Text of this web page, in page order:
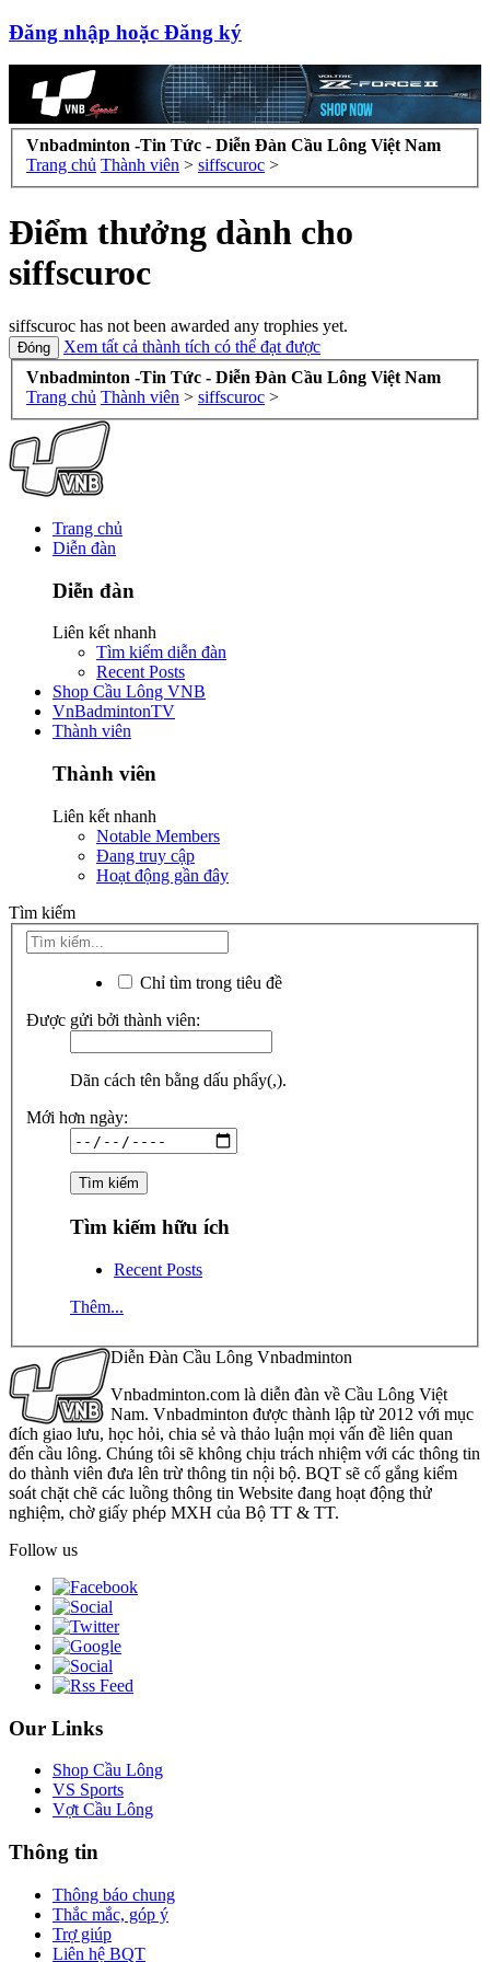
Đăng nhập hoặc Đăng ký
Vnbadminton -Tin Tức - Diễn Đàn Cầu Lông Việt Nam
Trang chủ Thành viên > siffscuroc >
Điểm thưởng dành cho
siffscuroc
siffscuroc has not been awarded any trophies yet.
Xem tất cả thành tích có thể đạt được
Vnbadminton -Tin Tức - Diễn Đàn Cầu Lông Việt Nam
Trang chủ Thành viên > siffscuroc >
Trang chủ
Diễn đàn
Diễn đàn
Liên kết nhanh
Tìm kiếm diễn đàn
Recent Posts
Shop Cầu Lông VNB
VnBadmintonTV
Thành viên
Thành viên
Liên kết nhanh
Notable Members
Đang truy cập
Hoạt động gần đây
Tìm kiếm
Chỉ tìm trong tiêu đề
Được gửi bởi thành viên:
Dãn cách tên bằng dấu phẩy(,).
Mới hơn ngày:
Tìm kiếm hữu ích
Recent Posts
Thêm...
Diễn Đàn Cầu Lông Vnbadminton
Vnbadminton.com là diễn đàn về Cầu Lông Việt
Nam. Vnbadminton được thành lập từ 2012 với mục
đích giao lưu, học hỏi, chia sẻ và thảo luận mọi vấn đề liên quan
đến cầu lông. Chúng tôi sẽ không chịu trách nhiệm với các thông tin
do thành viên đưa lên trừ thông tin nội bộ. BQT sẽ cố gắng kiểm
soát chặt chẽ các luồng thông tin Website đang hoạt động thử
nghiệm, chờ giấy phép MXH của Bộ TT & TT.
Follow us
Our Links
Shop Cầu Lông
VS Sports
Vợt Cầu Lông
Thông tin
Thông báo chung
Thắc mắc, góp ý
Trợ giúp
Liên hệ BQT